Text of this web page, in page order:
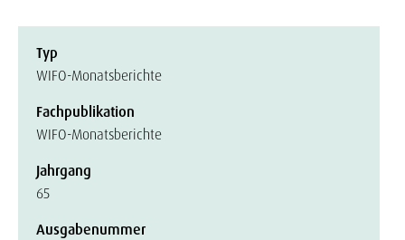
Typ
WIFO-Monatsberichte
Fachpublikation
WIFO-Monatsberichte
Jahrgang
65
Ausgabenummer